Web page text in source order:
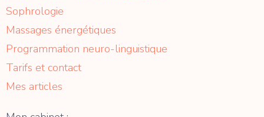
Sophrologie
Massages énergétiques
Programmation neuro-linguistique
Tarifs et contact
Mes articles